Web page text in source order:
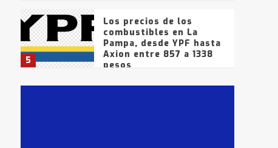
5
Los precios de los
combustibles en La
Pampa, desde YPF hasta
Axion entre 857 a 1338
pesos
La Bolsa de Cereales de